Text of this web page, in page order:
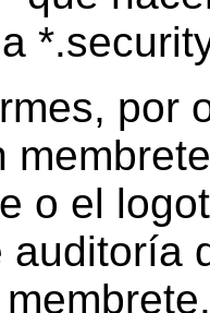
por
o el
auditoría